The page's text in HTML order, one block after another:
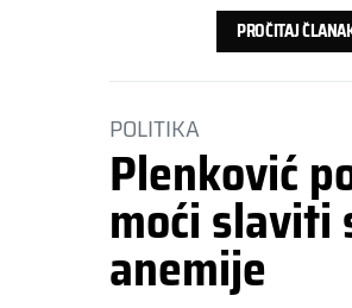
PROČITAJ
POLITIKA
Plenković
moći slaviti
anemije